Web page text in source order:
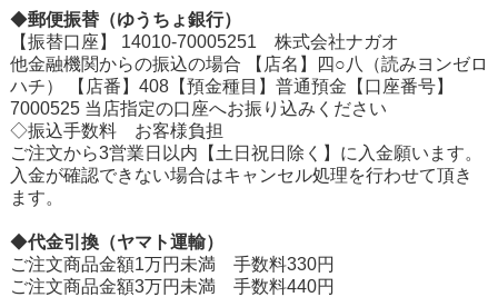
◆郵便振替（ゆうちょ銀行）
【振替口座】 14010-70005251 株式会社ナガオ
他金融機関からの振込の場合 【店名】四○八（読みヨンゼロ
ハチ） 【店番】408【預金種目】普通預金【口座番号】
7000525 当店指定の口座へお振り込みください
◇振込手数料 お客様負担
ご注文から3営業日以内【土日祝日除く】に入金願います。
入金が確認できない場合はキャンセル処理を行わせて頂き
ます。
◆代金引換（ヤマト運輸）
ご注文商品金額1万円未満 手数料330円
ご注文商品金額3万円未満 手数料440円